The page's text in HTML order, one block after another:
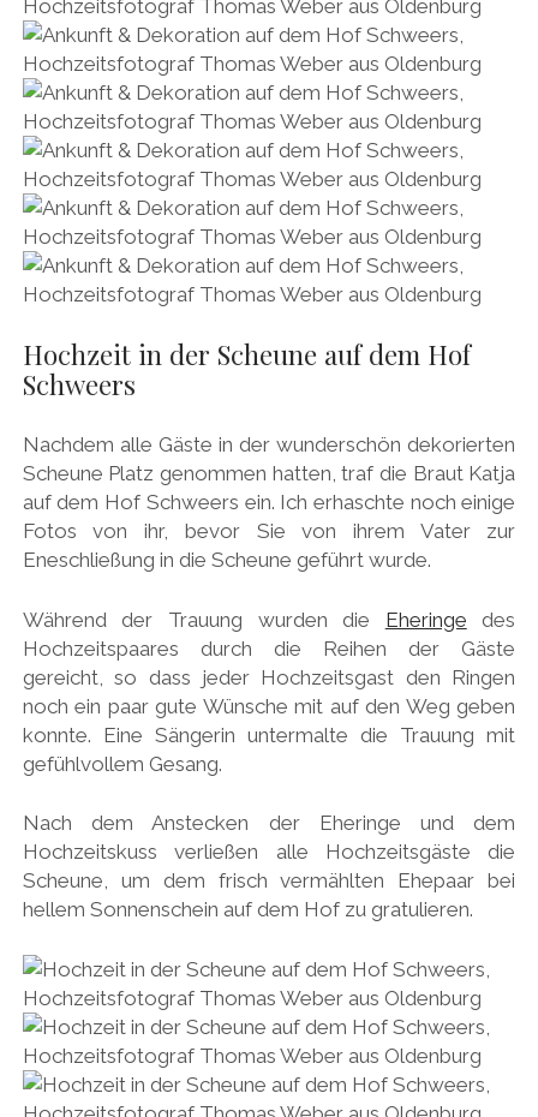
Hochzeit in der Scheune auf dem Hof
Schweers
Nachdem alle Gäste in der wunderschön dekorierten
Scheune Platz genommen hatten, traf die Braut Katja
auf dem Hof Schweers ein. Ich erhaschte noch einige
Fotos von ihr, bevor Sie von ihrem Vater zur
Eneschließung in die Scheune geführt wurde.
Während der Trauung wurden die Eheringe des
Hochzeitspaares durch die Reihen der Gäste
gereicht, so dass jeder Hochzeitsgast den Ringen
noch ein paar gute Wünsche mit auf den Weg geben
konnte. Eine Sängerin untermalte die Trauung mit
gefühlvollem Gesang.
Nach dem Anstecken der Eheringe und dem
Hochzeitskuss verließen alle Hochzeitsgäste die
Scheune, um dem frisch vermählten Ehepaar bei
hellem Sonnenschein auf dem Hof zu gratulieren.